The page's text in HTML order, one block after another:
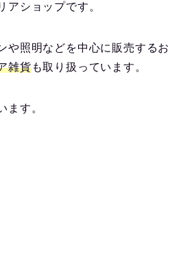
アショップです。
や照明などを中心に販売するお
雑貨も取り扱っています。
ます。